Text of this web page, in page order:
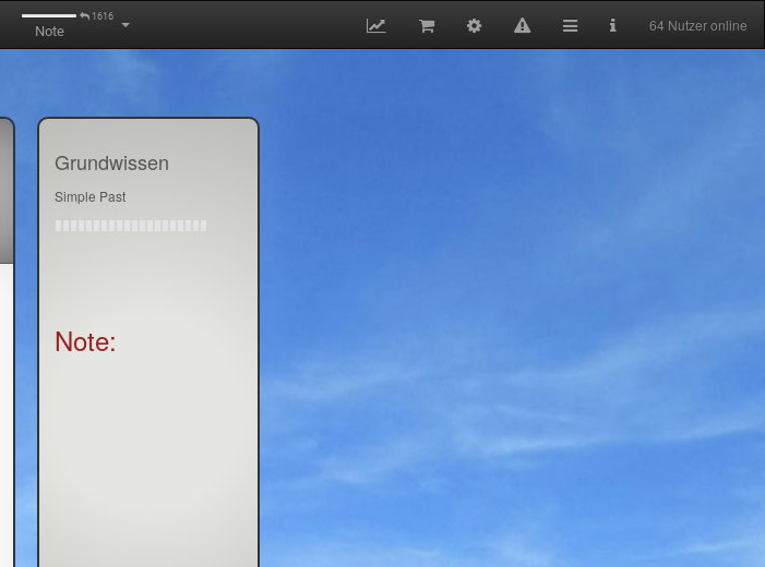
1616
Note 64 Nutzer online
Grundwissen
Simple Past
Note: